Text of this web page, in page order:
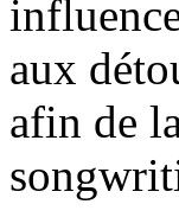
aux
afin de